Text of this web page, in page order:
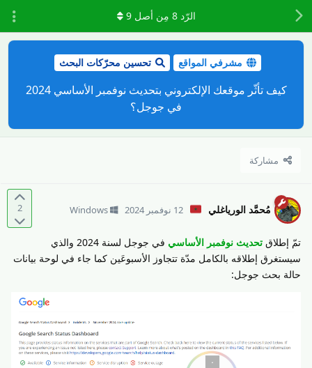
مشرفي المواقع تحسين محرّكات البحث
كيف تأثّر موقعك الإلكتروني بتحديث نوفمبر الأساسي 2024
في جوجل؟
مشاركة
الرّد8 مِن أصل9
2 مُحمَّد الورياغلي 12 نوفمبر 2024 Windows
تمّ إطلاق تحديث نوفمبر الأساسي
في جوجل لسنة 2024 والذي
سيستغرق إطلاقه بالكامل مدّة تتجاوز الأسبوعَين كما جاء في لوحة بيانات
حالة بحث جوجل: